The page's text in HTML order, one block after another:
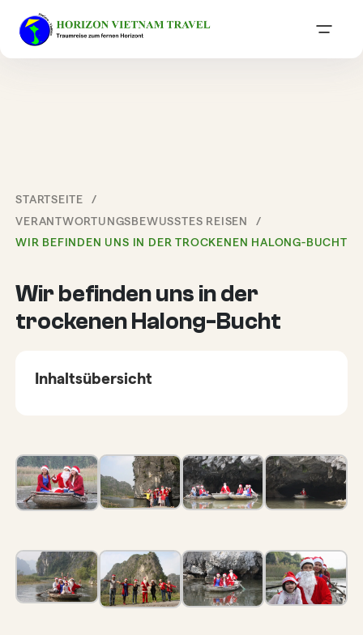
STARTSEITE
VERANTWORTUNGSBEWUSSTES REISEN
WIR BEFINDEN UNS IN DER TROCKENEN HALONG-BUCHT
Wir befinden uns in der
trockenen Halong-Bucht
Inhaltsübersicht